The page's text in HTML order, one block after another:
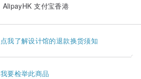
AlipayHK 支付宝香港
点我了解设计馆的退款换货须知
我要检举此商品